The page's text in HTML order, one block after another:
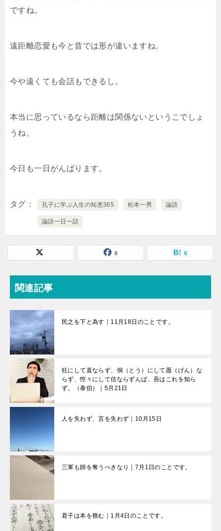
ですね。
遠距離恋愛も今と昔では形が違いますね。
今や遠くても会話もできるし。
本当に思っているなら距離は関係ないというこでしょ
うね。
今日も一日がんばります。
タグ 孔子に学ぶ人生の知恵365 松本一男 論語
論語一日一話
0 0
関連記事
民之を下と為す｜11月18日のことです。
狂にして直ならず、侗（とう）にして愿（げん）な
らず、悾々にして信ならずんば、吾はこれを知ら
ず。（泰伯）｜5月21日
人を失わず、言を失わず｜10月15日
三軍も師を奪うべきなり｜7月1日のことです。
君子は本を務む｜1月4日のことです。